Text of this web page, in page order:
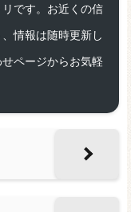
です。お近くの信
情報は随時更新し
ページからお気軽